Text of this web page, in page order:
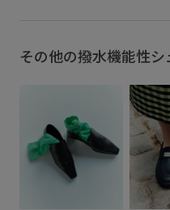
その他の撥水機能性シ